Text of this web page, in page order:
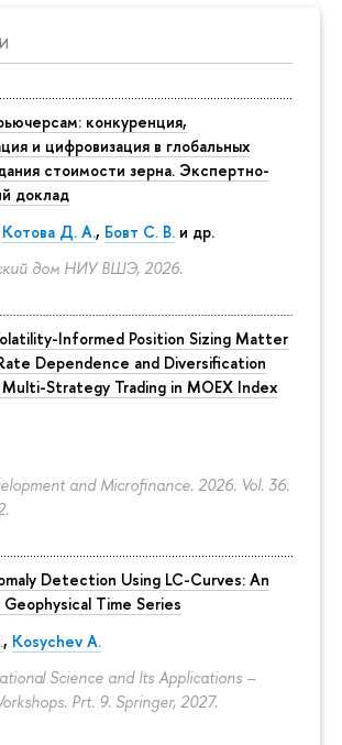
конкуренция,
и цифровизация в глобальных
стоимости зерна. Экспертно-
доклад
Котова Д. А., Бовт С. В. и др.
дом НИУ ВШЭ, 2026.
Informed Position Sizing Matter
Dependence and Diversification
Strategy Trading in MOEX Index
and Microfinance. 2026. Vol. 36.
Detection Using LC-Curves: An
Time Series
, Kosychev A.
Science and Its Applications –
Prt. 9. Springer, 2027.